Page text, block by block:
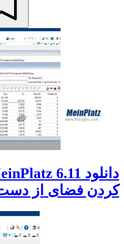
کردن فضای از دست